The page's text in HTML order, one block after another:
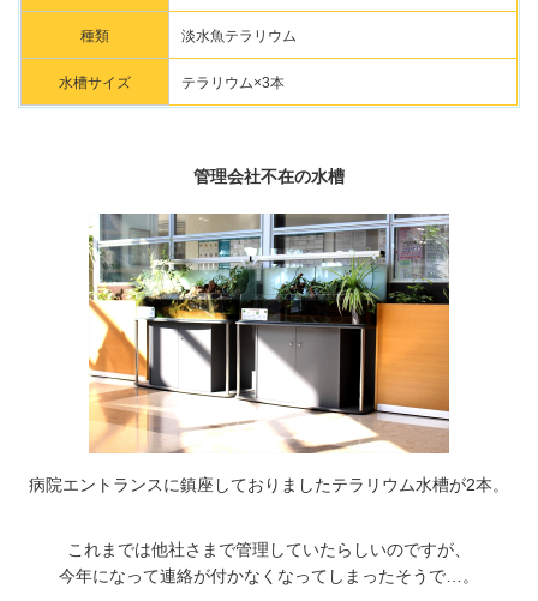
種類 淡水魚テラリウム
水槽サイズ テラリウム×3本
管理会社不在の水槽
病院エントランスに鎮座しておりましたテラリウム水槽が2本。
これまでは他社さまで管理していたらしいのですが、
今年になって連絡が付かなくなってしまったそうで…。